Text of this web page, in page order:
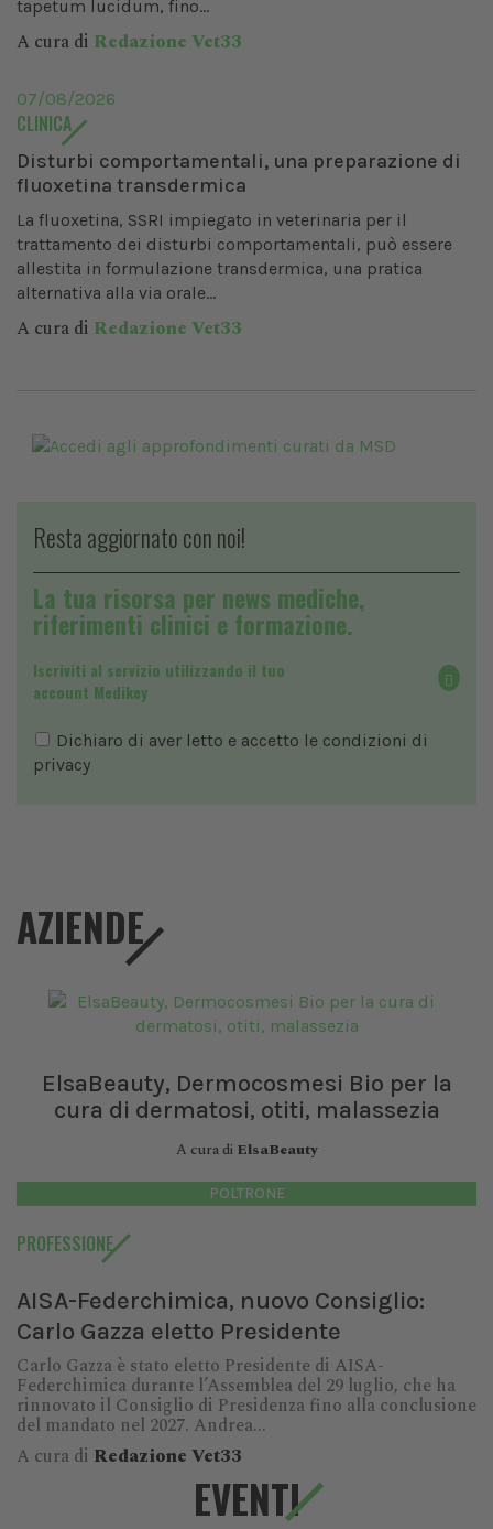
tapetum lucidum, fino...
A cura di Redazione Vet33
07/08/2026
CLINICA
Disturbi comportamentali, una preparazione di
fluoxetina transdermica
La fluoxetina, SSRI impiegato in veterinaria per il
trattamento dei disturbi comportamentali, può essere
allestita in formulazione transdermica, una pratica
alternativa alla via orale...
A cura di Redazione Vet33
Resta aggiornato con noi!
La tua risorsa per news mediche,
riferimenti clinici e formazione.
Iscriviti al servizio utilizzando il tuo
account Medikey
Dichiaro di aver letto e accetto le condizioni di
privacy
AZIENDE
ElsaBeauty, Dermocosmesi Bio per la
cura di dermatosi, otiti, malassezia
A cura di ElsaBeauty
POLTRONE
PROFESSIONE
AISA-Federchimica, nuovo Consiglio:
Carlo Gazza eletto Presidente
Carlo Gazza è stato eletto Presidente di AISA-
Federchimica durante l’Assemblea del 29 luglio, che ha
rinnovato il Consiglio di Presidenza fino alla conclusione
del mandato nel 2027. Andrea...
A cura di Redazione Vet33
EVENTI